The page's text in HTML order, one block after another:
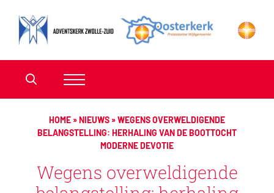
HOME »NIEUWS »WEGENS OVERWELDIGENDE
BELANGSTELLING: HERHALING VAN DE BOOTTOCHT
MODERNE DEVOTIE
Wegens overweldigende